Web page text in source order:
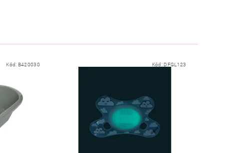
Kód: B420030 Kód: DFGL123